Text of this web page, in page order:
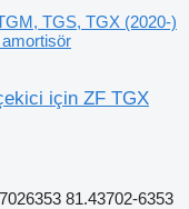
TGS, TGX (2020-)
için ZF TGX
81.43702-6353